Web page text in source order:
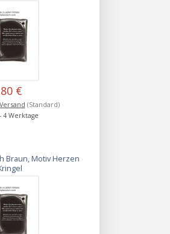
€
Versand (Standard)
4 Werktage
Braun, Motiv Herzen